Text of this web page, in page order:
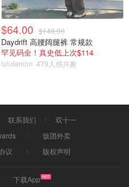
在大部分区域都已经开放，
89号公路被完全冲毁，导
断，泥石流带来的碎石
重开时间还无法确定！
$64.00 $148.00
Daydrift 高腰阔腿裤 常规款
罕见码全！真史低上次$114
lululemon 479人感兴趣
联系我们
双十一
饭团外卖
议 版权声明
下载App